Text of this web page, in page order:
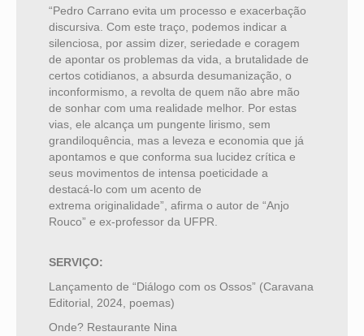
“Pedro Carrano evita um processo e exacerbação
discursiva. Com este traço, podemos indicar a
silenciosa, por assim dizer, seriedade e coragem
de apontar os problemas da vida, a brutalidade de
certos cotidianos, a absurda desumanização, o
inconformismo, a revolta de quem não abre mão
de sonhar com uma realidade melhor. Por estas
vias, ele alcança um pungente lirismo, sem
grandiloquência, mas a leveza e economia que já
apontamos e que conforma sua lucidez crítica e
seus movimentos de intensa poeticidade a
destacá-lo com um acento de
extrema originalidade”, afirma o autor de “Anjo
Rouco” e ex-professor da UFPR.
SERVIÇO:
Lançamento de “Diálogo com os Ossos” (Caravana
Editorial, 2024, poemas)
Onde? Restaurante Nina